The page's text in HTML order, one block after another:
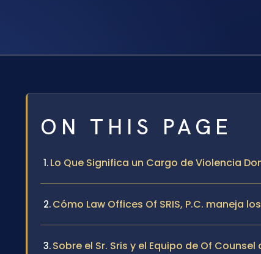
ON THIS PAGE
Lo Que Significa un Cargo de Violencia
Cómo Law Offices Of SRIS, P.C. maneja
Sobre el Sr. Sris y el Equipo de Of Counsel